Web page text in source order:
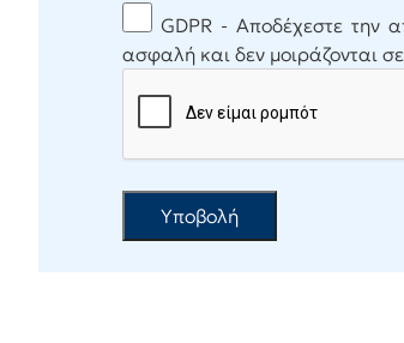
GDPR - Αποδέχεστε την
ασφαλή και δεν μοιράζονται σε